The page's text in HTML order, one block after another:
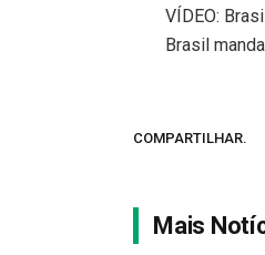
VÍDEO:
Brasil
COMPARTILHAR.
Mais